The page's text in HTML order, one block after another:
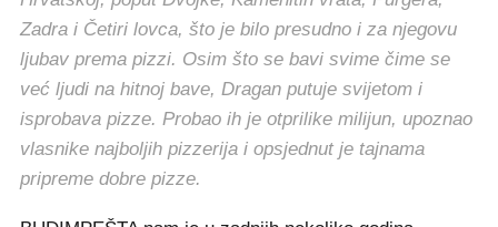
Zadra i Četiri lovca, što je bilo presudno i za njegovu
ljubav prema pizzi. Osim što se bavi svime čime se
već ljudi na hitnoj bave, Dragan putuje svijetom i
isprobava pizze. Probao ih je otprilike milijun, upoznao
vlasnike najboljih pizzerija i opsjednut je tajnama
pripreme dobre pizze.